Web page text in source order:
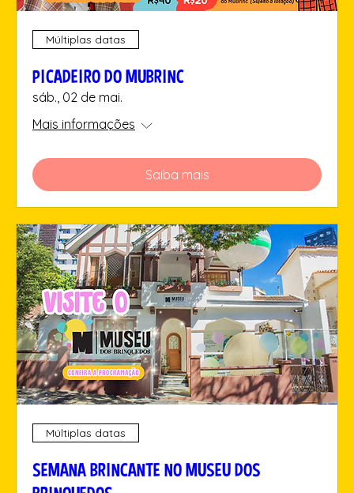
Múltiplas datas
PICADEIRO DO MUBRINC
sáb., 02 de mai.
Mais informações
Saiba mais
Múltiplas datas
SEMANA BRINCANTE NO MUSEU DOS